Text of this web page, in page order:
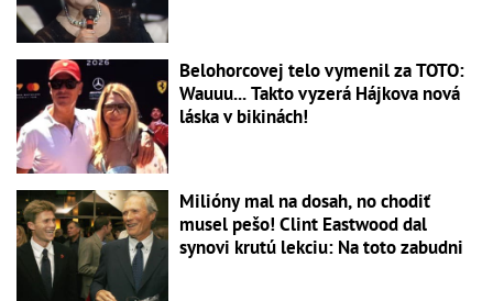
Belohorcovej telo vymenil za TOTO:
Wauuu... Takto vyzerá Hájkova nová
láska v bikinách!
Milióny mal na dosah, no chodiť
musel pešo! Clint Eastwood dal
synovi krutú lekciu: Na toto zabudni